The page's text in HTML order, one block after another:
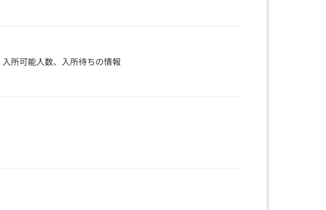
所可能人数、入所待ちの情報